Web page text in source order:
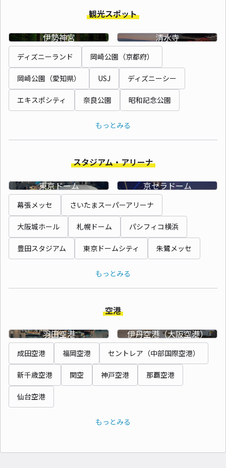
観光スポット
伊勢神宮
清水寺
ディズニーランド 岡崎公園（京都府）
岡崎公園（愛知県） USJ ディズニーシー
エキスポシティ 奈良公園 昭和記念公園
もっとみる
スタジアム・アリーナ
東京ドーム
京セラドーム
幕張メッセ さいたまスーパーアリーナ
大阪城ホール 札幌ドーム パシフィコ横浜
豊田スタジアム 東京ドームシティ 朱鷺メッセ
もっとみる
空港
羽田空港
伊丹空港（大阪空港）
成田空港 福岡空港 セントレア（中部国際空港）
新千歳空港 関空 神戸空港 那覇空港
仙台空港
もっとみる